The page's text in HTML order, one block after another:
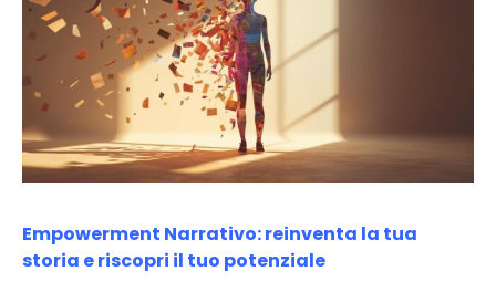
Empowerment Narrativo: reinventa la tua
storia e riscopri il tuo potenziale